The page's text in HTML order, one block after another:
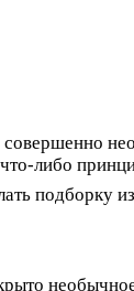
совершенно
либо
подборку
необычное